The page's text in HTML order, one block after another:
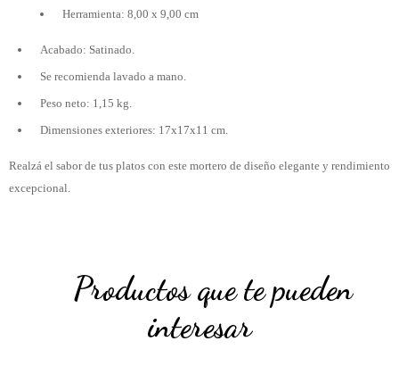
Herramienta: 8,00 x 9,00 cm
Acabado: Satinado.
Se recomienda lavado a mano.
Peso neto: 1,15 kg.
Dimensiones exteriores: 17x17x11 cm.
Realzá el sabor de tus platos con este mortero de diseño elegante y rendimiento
excepcional.
Productos que te pueden
interesar